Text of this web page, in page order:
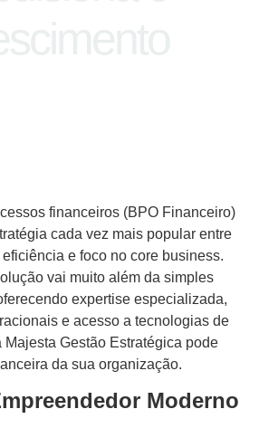
financeiros (BPO Financeiro)
cada vez mais popular entre
e foco no core business.
vai muito além da simples
expertise especializada,
e acesso a tecnologias de
Majesta Gestão Estratégica pode
da sua organização.
Moderno